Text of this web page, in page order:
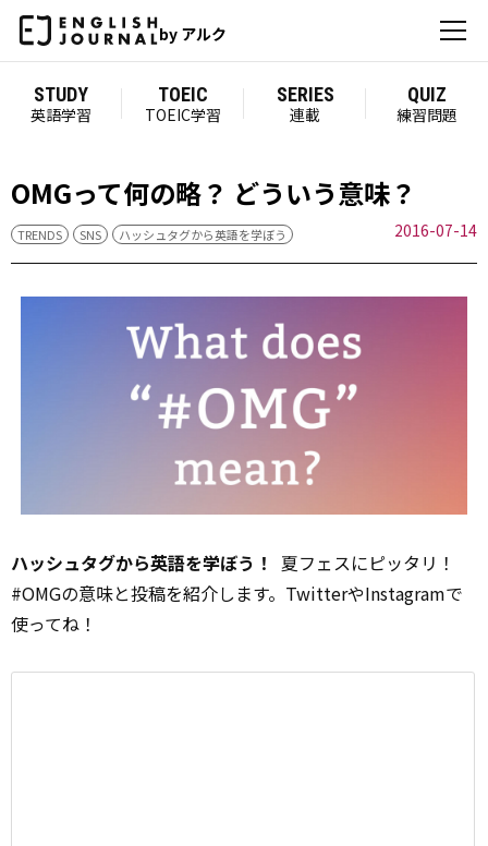
by アルク
STUDY
英語学習
TOEIC
TOEIC学習
SERIES
連載
QUIZ
練習問題
OMGって何の略？ どういう意味？
TRENDS SNS ハッシュタグから英語を学ぼう 2016-07-14
ハッシュタグから英語を学ぼう！
夏フェスにピッタリ！
#OMGの意味と投稿を紹介します。TwitterやInstagramで
使ってね！